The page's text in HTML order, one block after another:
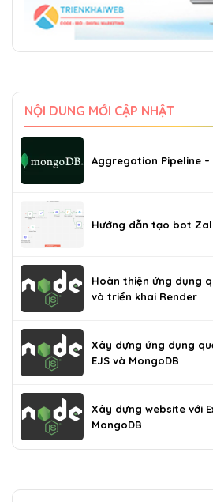
NỘI DUNG MỚI CẬP NHẬT
Aggregation Pipeline
Hướng dẫn tạo bot
Hoàn thiện ứng dụng
và triển khai Render
Xây dựng ứng dụng
EJS và MongoDB
Xây dựng website với
MongoDB